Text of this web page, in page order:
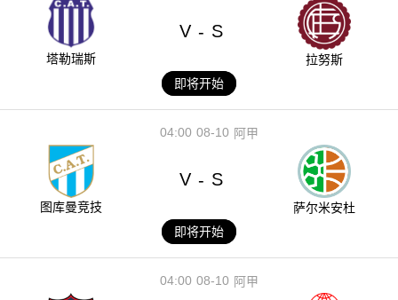
塔勒瑞斯
V - S
拉努斯
即将开始
08-10
04:00 阿甲
图库曼竞技
V - S
萨尔米安杜
即将开始
08-10
04:00 阿甲